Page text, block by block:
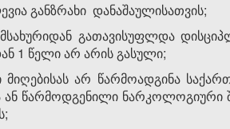
განზრახი დანაშაულისათვის;
გათავისუფლდა
1 წელი არ არის გასული;
მიღებისას არ წარმოადგინა
ან წარმოდგენილი ნარკოლოგიური